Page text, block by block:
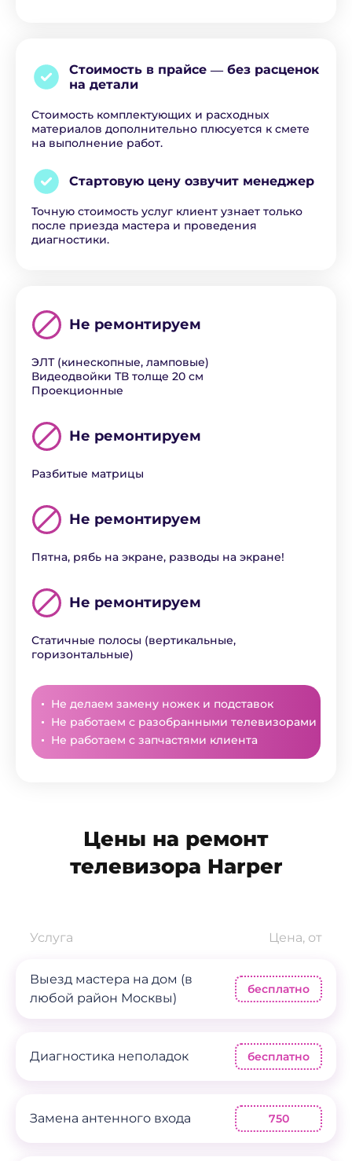
Стоимость в прайсе ― без расценок
на детали
Стоимость комплектующих и расходных
материалов дополнительно плюсуется к смете
на выполнение работ.
Стартовую цену озвучит менеджер
Точную стоимость услуг клиент узнает только
после приезда мастера и проведения
диагностики.
Не ремонтируем
ЭЛТ (кинескопные, ламповые)
Видеодвойки ТВ толще 20 см
Проекционные
Не ремонтируем
Разбитые матрицы
Не ремонтируем
Пятна, рябь на экране, разводы на экране!
Не ремонтируем
Статичные полосы (вертикальные,
горизонтальные)
Не делаем замену ножек и подставок
Не работаем с разобранными телевизорами
Не работаем с запчастями клиента
Цены на ремонт
телевизора Harper
Услуга Цена, от
Выезд мастера на дом (в
любой район Москвы)
бесплатно
Диагностика неполадок бесплатно
Замена антенного входа 750